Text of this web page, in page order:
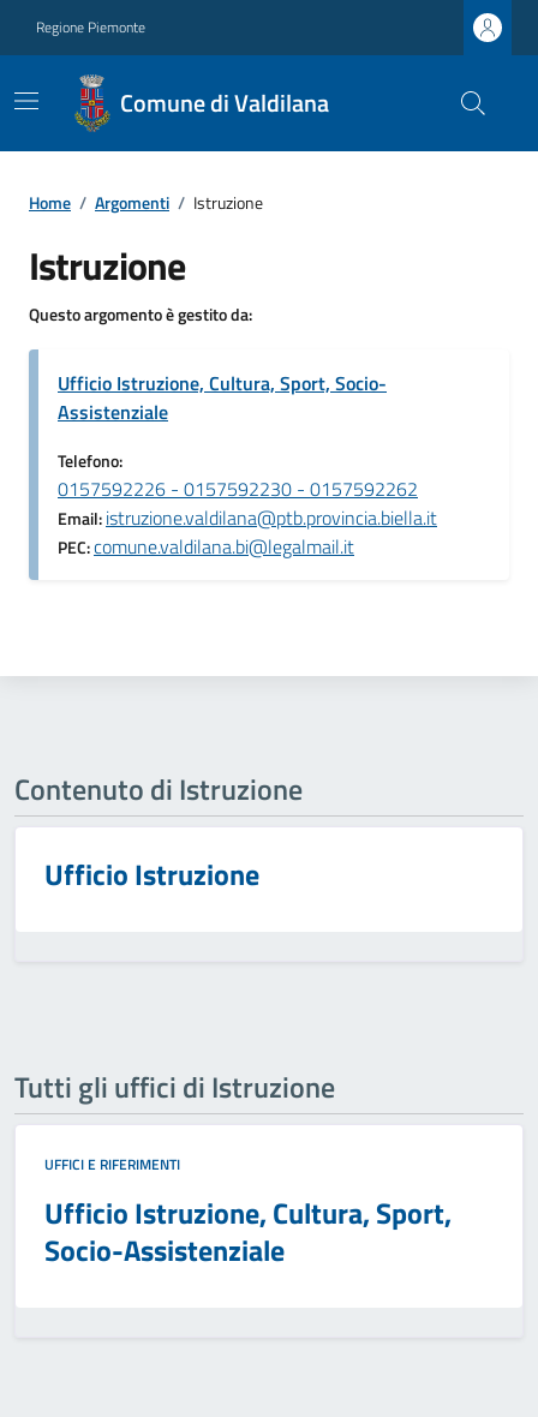
Regione Piemonte
Comune di Valdilana
Home / Argomenti / Istruzione
Istruzione
Questo argomento è gestito da:
Ufficio Istruzione, Cultura, Sport, Socio-
Assistenziale
Telefono:
0157592226 - 0157592230 - 0157592262
Email:istruzione.valdilana@ptb.provincia.biella.it
PEC:comune.valdilana.bi@legalmail.it
Contenuto di Istruzione
Ufficio Istruzione
Tutti gli uffici di Istruzione
UFFICI E RIFERIMENTI
Ufficio Istruzione, Cultura, Sport,
Socio-Assistenziale